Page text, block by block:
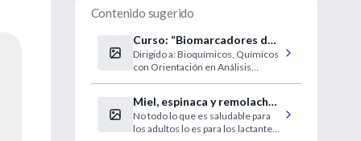
Contenido sugerido
Curso: “Biomarcadores de
Enfermedad
Cardiovascular:"
Dirigido a: Bioquímicos, Químicos
con Orientación en Análisis
Miel, espinaca y remolacha:
alimentos prohibidos para
niños menores de un año
No todo lo que es saludable para
los adultos lo es para los lactantes.